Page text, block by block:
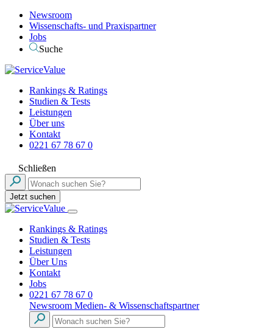
Newsroom
Wissenschafts- und Praxispartner
Jobs
Suche
Rankings & Ratings
Studien & Tests
Leistungen
Über uns
Kontakt
0221 67 78 67 0
Schließen
Jetzt suchen
Rankings & Ratings
Studien & Tests
Leistungen
Über Uns
Kontakt
Jobs
0221 67 78 67 0
Newsroom Medien- & Wissenschaftspartner